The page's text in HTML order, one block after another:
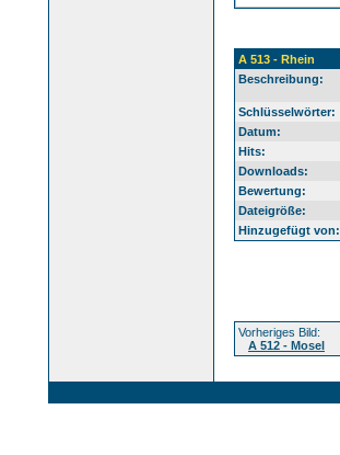
A 513 - Rhein
Beschreibung:
Schlüsselwörter:
Datum:
Hits:
Downloads:
Bewertung:
Dateigröße:
Hinzugefügt von:
Vorheriges Bild:
A 512 - Mosel